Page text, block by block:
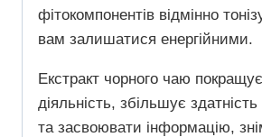
фітокомпонентів відмінно
вам залишатися енергійними.
Екстракт чорного чаю
діяльність, збільшує
та засвоювати інформацію,